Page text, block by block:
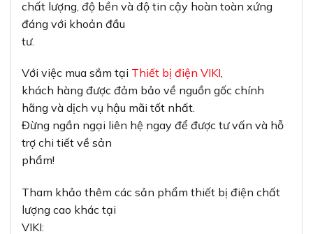
Công tắc ổ
cắm
cắt
Dây
điện
Đèn
led
bị điện Công Nghiệp
Liên hệ ngay hôm nay để được tư vấn và báo giá tốt